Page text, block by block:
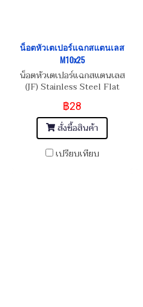
น็อตหัวเตเปอร์แฉกสแตนเลส
M10x25
น็อตหัวเตเปอร์แฉกสแตนเลส
(JF) Stainless Steel Flat
Phillip Taper Head Screw
M10x1.5x25
฿28
สั่งซื้อสินค้า
เปรียบเทียบ